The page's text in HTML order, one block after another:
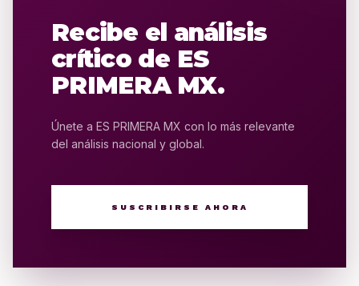
Recibe el análisis
crítico de ES
PRIMERA MX.
Únete a ES PRIMERA MX con lo más relevante
del análisis nacional y global.
SUSCRIBIRSE AHORA